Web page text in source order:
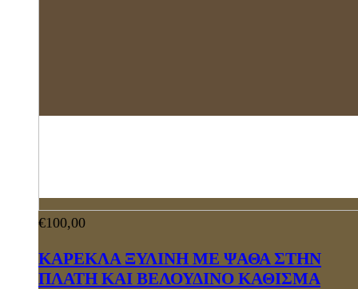
€100,00
ΚΑΡΕΚΛΑ ΞΥΛΙΝΗ ΜΕ ΨΑΘΑ ΣΤΗΝ
ΠΛΑΤΗ ΚΑΙ ΒΕΛΟΥΔΙΝΟ ΚΑΘΙΣΜΑ